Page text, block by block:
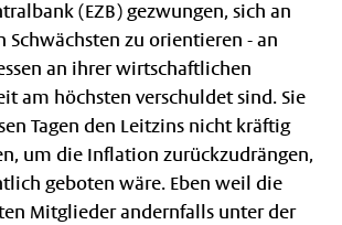
(EZB) gezwungen, sich an
Schwächsten zu orientieren - an
an ihrer wirtschaftlichen
am höchsten verschuldet sind. Sie
Tagen den Leitzins nicht kräftig
um die Inflation zurückzudrängen,
geboten wäre. Eben weil die
Mitglieder andernfalls unter der